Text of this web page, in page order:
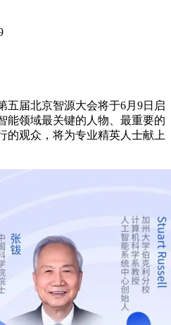
届北京智源大会将于6月9日启
能领域最关键的人物、最重要的
的观众，将为专业精英人士献上